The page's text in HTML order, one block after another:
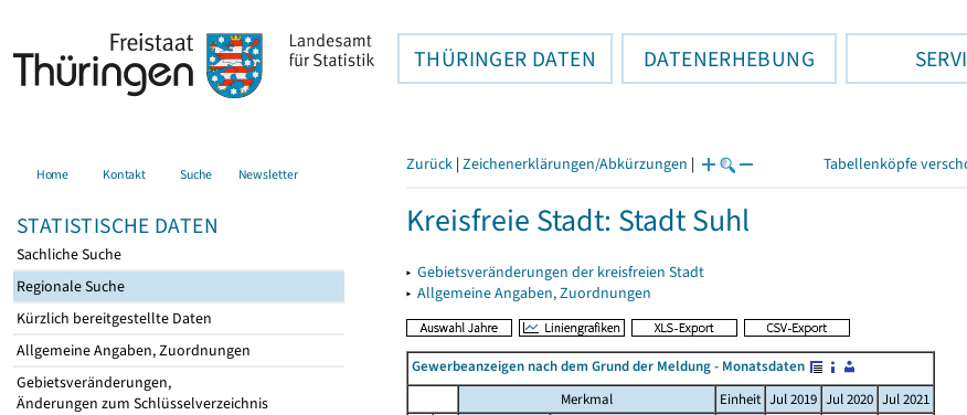
THÜRINGER DATEN DATENERHEBUNG
Home Kontakt Suche Newsletter
STATISTISCHE DATEN
Sachliche Suche
Regionale Suche
Kürzlich bereitgestellte Daten
Allgemeine Angaben, Zuordnungen
Gebietsveränderungen,
Änderungen zum Schlüsselverzeichnis
Zurück | Zeichenerklärungen/Abkürzungen | Tabellenköpfe
Kreisfreie Stadt: Stadt Suhl
▸ Gebietsveränderungen der kreisfreien Stadt
▸ Allgemeine Angaben, Zuordnungen
Gewerbeanzeigen nach dem Grund der Meldung - Monatsdaten
Merkmal
Einheit Jul 2019 Jul 2020 Jul 2021